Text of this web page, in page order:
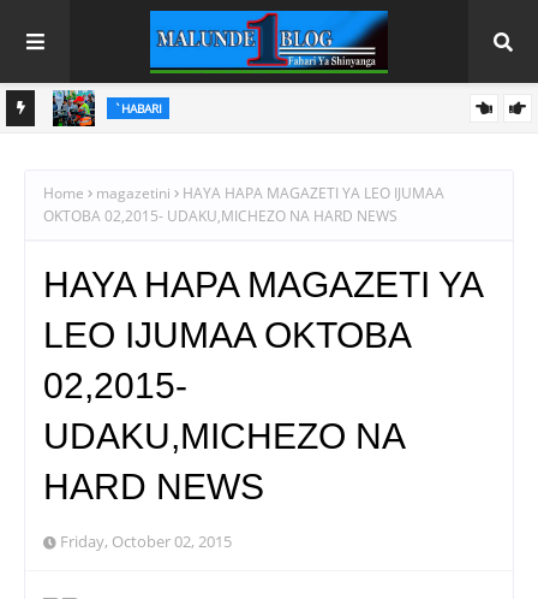
`HABARI
Home magazetini
HAYA HAPA MAGAZETI YA LEO IJUMAA
OKTOBA 02,2015- UDAKU,MICHEZO NA HARD NEWS
HAYA HAPA MAGAZETI YA
LEO IJUMAA OKTOBA
02,2015-
UDAKU,MICHEZO NA
HARD NEWS
Friday, October 02, 2015